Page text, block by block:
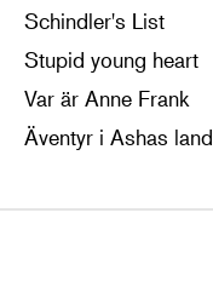
Schindler's List
Stupid young heart
Var är Anne Frank
Äventyr i Ashas land